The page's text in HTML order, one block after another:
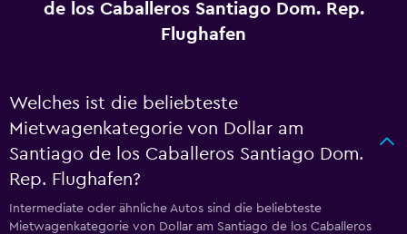
de los Caballeros Santiago Dom. Rep.
Flughafen
Welches ist die beliebteste
Mietwagenkategorie von Dollar am
Santiago de los Caballeros Santiago Dom.
Rep. Flughafen?
Intermediate oder ähnliche Autos sind die beliebteste
Mietwagenkategorie von Dollar am Santiago de los Caballeros